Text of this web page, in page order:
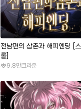
전남편의 삼촌과 해피엔딩 [
롤]
9.8만크라운